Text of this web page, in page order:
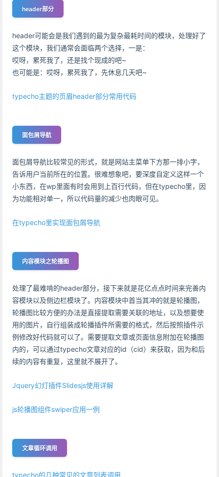
header部分
header可能会是我们遇到的最为复杂最耗时间的模块，处理好了
这个模块，我们通常会面临两个选择，一是：
哎呀，累死我了，还是找个现成的吧~
也可能是：哎呀，累死我了，先休息几天吧~
typecho主题的页眉header部分常用代码
面包屑导航
面包屑导航比较常见的形式，就是网站主菜单下方那一排小字，
告诉用户当前所在的位置。很难想象吧，要深度自定义这样一个
小东西，在wp里面有时会用到上百行代码，但在typecho里，因
为功能相对单一，所以代码量的减少也肉眼可见。
在typecho里实现面包屑导航
内容模块之轮播图
处理了最难啃的header部分，接下来就是花亿点点时间来完善内
容模块以及侧边栏模块了。内容模块中首当其冲的就是轮播图，
轮播图比较方便的办法是直接提取需要关联的地址，以及想要使
用的图片，自行组装成轮播插件所需要的格式，然后按照插件示
例修改好代码就可以了。需要提取文章或页面信息附加在轮播图
内的，可以通过typecho文章对应的id（cid）来获取，因为和后
续的内容有重复，这里就不展开了。
Jquery幻灯插件Slidesjs使用详解
js轮播图组件swiper应用一例
文章循环调用
typecho的几种常见的文章列表调用